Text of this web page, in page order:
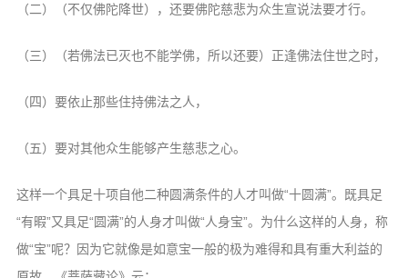
（二）（不仅佛陀降世），还要佛陀慈悲为众生宣说法要才行。
（三）（若佛法已灭也不能学佛，所以还要）正逢佛法住世之时，
（四）要依止那些住持佛法之人，
（五）要对其他众生能够产生慈悲之心。
这样一个具足十项自他二种圆满条件的人才叫做“十圆满”。既具足
“有暇”又具足“圆满”的人身才叫做“人身宝”。为什么这样的人身，称
做“宝”呢？因为它就像是如意宝一般的极为难得和具有重大利益的